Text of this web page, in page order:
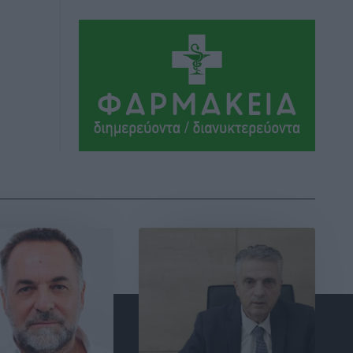
Πρωταθλήματος Κ20 στα σωματεία
πριν 2 ώρες
Ευρωπαϊκό Πρωτάθλημα Στίβου: Πότε
αγωνίζονται η Μαγκούλια, η
Σπανουδάκη και ο Κριτούλης
καλύτερη φουρνιά των τελευταίων
Διαγόρας: Ανανέωσε ο Μιχάλης
πριν 2 ώρες